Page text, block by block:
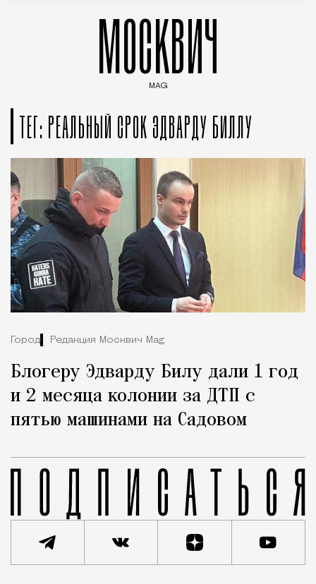
МОСКВИЧ
MAG
ТЕГ: РЕАЛЬНЫЙ СРОК ЭДВАРДУ БИЛЛУ
Город Редакция Москвич Mag
Блогеру Эдварду Билу дали 1 год
и 2 месяца колонии за ДТП с
пятью машинами на Садовом